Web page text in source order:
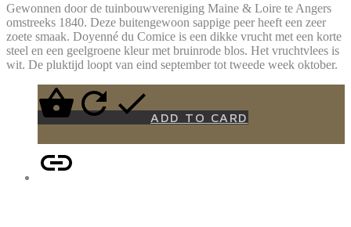
Gewonnen door de tuinbouwvereniging Maine & Loire te Angers
omstreeks 1840. Deze buitengewoon sappige peer heeft een zeer
zoete smaak. Doyenné du Comice is een dikke vrucht met een korte
steel en een geelgroene kleur met bruinrode blos. Het vruchtvlees is
wit. De pluktijd loopt van eind september tot tweede week oktober.
ADD TO CARD